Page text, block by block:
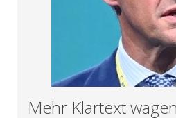
Mehr Klartext